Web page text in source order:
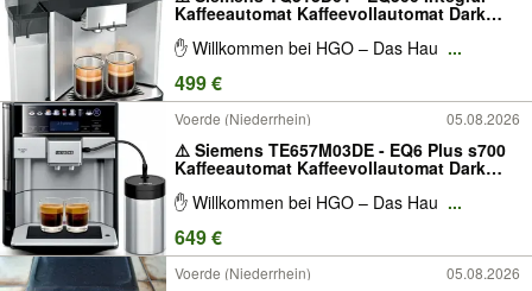
Kaffeeautomat Kaffeevollautomat Dark
✋ Willkommen bei HGO – Das Hau ...
499 €
Voerde (Niederrhein) 05.08.2026
⚠️ Siemens TE657M03DE - EQ6 Plus s700
Kaffeeautomat Kaffeevollautomat Dark
✋ Willkommen bei HGO – Das Hau ...
649 €
Voerde (Niederrhein) 05.08.2026